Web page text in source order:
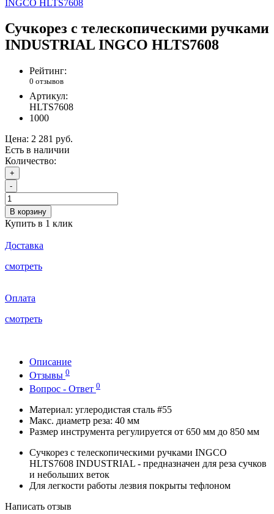
Сучкорез с телескопическими ручками
INDUSTRIAL INGCO HLTS7608
Рейтинг:
0 отзывов
Артикул:
HLTS7608
1000
Цена: 2 281 руб.
Есть в наличии
Количество:
+
-
В корзину
Купить в 1 клик
Доставка
смотреть
Оплата
смотреть
Описание
Отзывы 0
Вопрос - Ответ 0
Материал: углеродистая сталь #55
Макс. диаметр реза: 40 мм
Размер инструмента регулируется от 650 мм до 850 мм
Сучкорез с телескопическими ручками INGCO
HLTS7608 INDUSTRIAL - предназначен для реза сучков
и небольших веток
Для легкости работы лезвия покрыты тефлоном
Написать отзыв